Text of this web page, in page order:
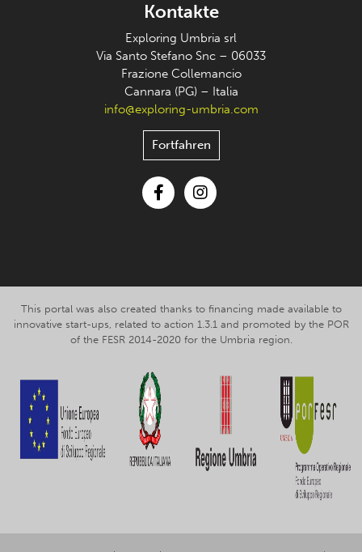
Kontakte
Exploring Umbria srl
Via Santo Stefano Snc – 06033
Frazione Collemancio
Cannara (PG) – Italia
info@exploring-umbria.com
Fortfahren
This portal was also created thanks to financing made available to
innovative start-ups, related to action 1.3.1 and promoted by the POR
of the FESR 2014-2020 for the Umbria region.